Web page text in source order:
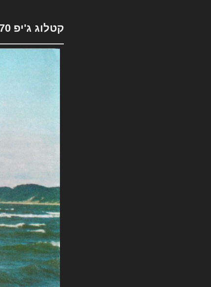
קטלוג ג'יפ 1970